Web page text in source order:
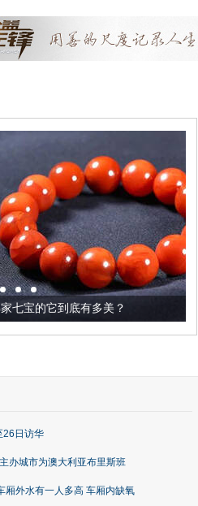
？
26日访华
办城市为澳大利亚布里斯班
厢外水有一人多高 车厢内缺氧